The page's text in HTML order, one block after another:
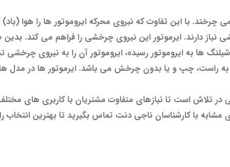
چرخند. با این تفاوت که نیروی محرکه ایروموتور ها را هوا
دارند. ایرموتور این نیروی چرخشی را فراهم می کند.
ها به ایروموتور رسیده، ایروموتور آن را به نیروی
تلاش است تا نیازهای متفاوت مشتریان با کاربری های مختلف
با کارشناسان ناجی دنت تماس بگیرید تا بهترین انتخاب